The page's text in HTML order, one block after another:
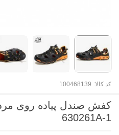
کد کالا: 100468139
کفش صندل پیاده روی
630261A-1